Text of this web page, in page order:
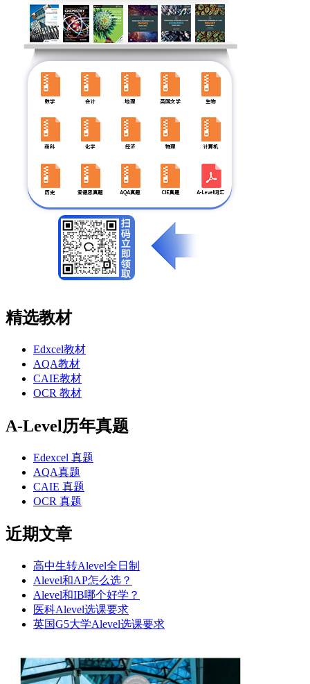
精选教材
Edxcel教材
AQA教材
CAIE教材
OCR 教材
A-Level历年真题
Edexcel 真题
AQA真题
CAIE 真题
OCR 真题
近期文章
高中生转Alevel全日制
Alevel和AP怎么选？
Alevel和IB哪个好学？
医科Alevel选课要求
英国G5大学Alevel选课要求